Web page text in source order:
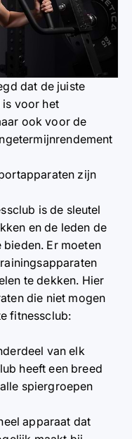
dat de juiste
is voor het
ook voor de
zijn
is de sleutel
en de leden de
Er moeten
te dekken. Hier
die niet mogen
fitnessclub:
van elk
heeft een breed
spiergroepen
apparaat dat